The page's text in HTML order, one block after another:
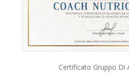
Certificato Gruppo Di